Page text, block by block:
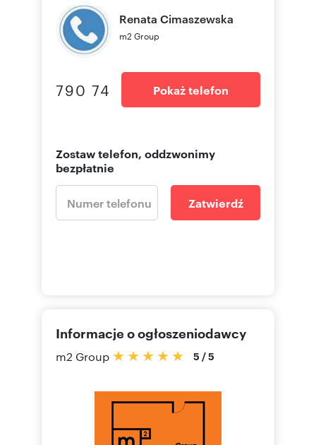
Renata Cimaszewska
m2 Group
790 74 Pokaż telefon
Zostaw telefon, oddzwonimy
bezpłatnie
Zatwierdź
Informacje o ogłoszeniodawcy
m2 Group 5 /5